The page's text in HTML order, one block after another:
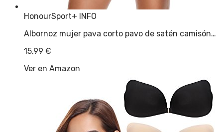
HonourSport+ INFO
Albornoz mujer pava corto pavo de satén camisón…
15,99 €
Ver en Amazon